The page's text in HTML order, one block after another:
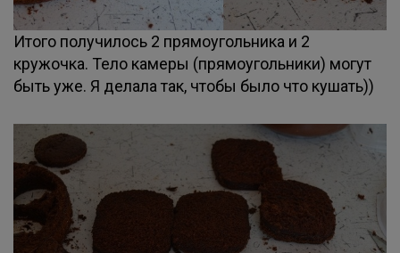
Итого получилось 2 прямоугольника и 2
кружочка. Тело камеры (прямоугольники) могут
быть уже. Я делала так, чтобы было что кушать))